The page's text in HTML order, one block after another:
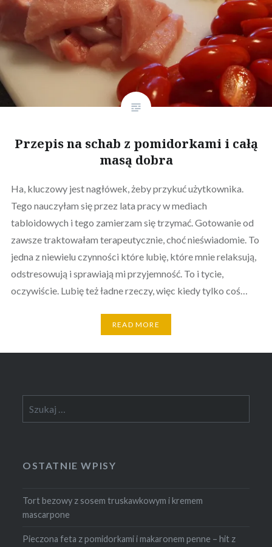
Przepis na schab z pomidorkami i całą
masą dobra
Ha, kluczowy jest nagłówek, żeby przykuć użytkownika.
Tego nauczyłam się przez lata pracy w mediach
tabloidowych i tego zamierzam się trzymać. Gotowanie od
zawsze traktowałam terapeutycznie, choć nieświadomie. To
jedna z niewielu czynności które lubię, które mnie relaksują,
odstresowują i sprawiają mi przyjemność. To i tycie,
oczywiście. Lubię też ładne rzeczy, więc kiedy tylko coś…
READ MORE
OSTATNIE WPISY
Tort bezowy z sosem truskawkowym i kremem
mascarpone
Pieczona feta z pomidorkami i makaronem penne – hit z